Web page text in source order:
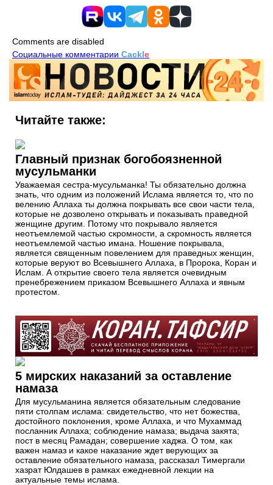
Comments are disabled
Социальные комментарии Cackle
Читайте также:
Главный признак богобоязненной
мусульманки
Уважаемая сестра-мусульманка! Ты обязательно должна
знать, что одним из положений Ислама является то, что по
велению Аллаха ты должна покрывать все свои части тела,
которые не дозволено открывать и показывать праведной
женщине другим. Потому что покрывало является
неотъемлемой частью скромности, а скромность является
неотъемлемой частью имана. Ношение покрывала,
является священным повелением для праведных женщин,
которые веруют во Всевышнего Аллаха, в Пророка, Коран и
Ислам. А открытие своего тела является очевидным
пренебрежением приказом Всевышнего Аллаха и явным
протестом.
5 мирских наказаний за оставление
намаза
Для мусульманина является обязательным следование
пяти столпам ислама: свидетельство, что нет божества,
достойного поклонения, кроме Аллаха, и что Мухаммад
посланник Аллаха; соблюдение намаза; выдача закята;
пост в месяц Рамадан; совершение хаджа. О том, как
важен намаз и какое наказание ждет верующих за
оставление обязательного намаза, рассказал Тимергали
хазрат Юлдашев в рамках ежедневной лекции на
актуальные темы ислама.